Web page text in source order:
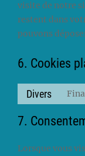
visite de notre
restent dans
pouvons
6. Cookies
Divers
7.
Lorsque vous